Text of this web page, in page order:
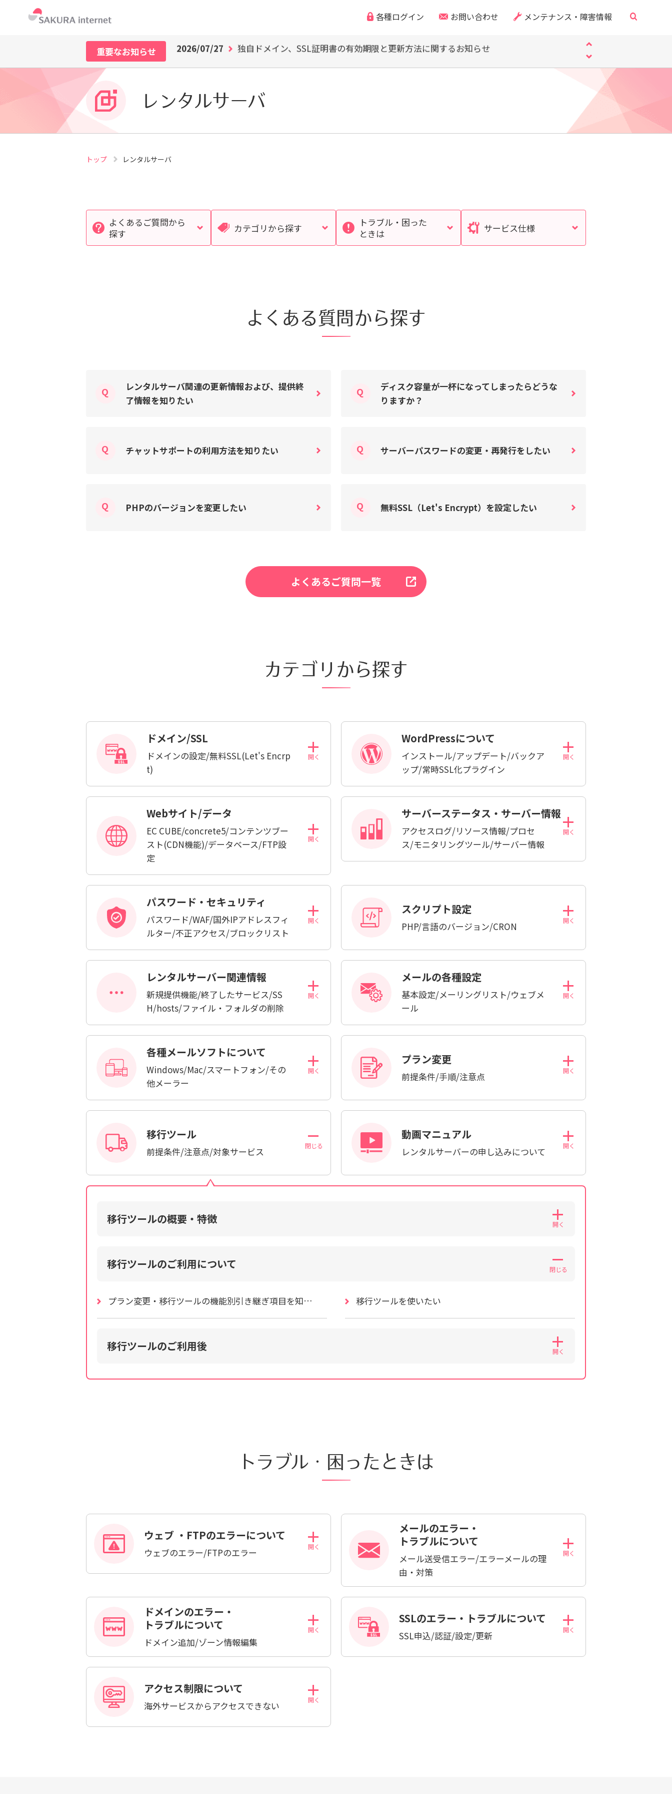
各種ログイン お問い合わせ メンテナンス・障害情報
重要なお知らせ
「なりすまし・フィッシング詐欺などの迷惑メール」「偽サイト」にご注意ください
2026/07/21
WordPress の脆弱性にご注意ください（CVE-2026-63030・CVE-2026-60137）
2026/07/29
「なりすまし・フィッシング詐欺などの迷惑メール」「偽サイト」にご注意ください
2026/07/21
WordPress の脆弱性にご注意ください（CVE-2026-63030・CVE-2026-60137）
レンタルサーバ
トップ レンタルサーバ
よくあるご質問から
探す
カテゴリから探す
トラブル・困った
ときは
サービス仕様
よくある質問から探す
レンタルサーバ関連の更新情報および、提供終
了情報を知りたい
ディスク容量が一杯になってしまったらどうな
りますか？
チャットサポートの利用方法を知りたい サーバーパスワードの変更・再発行をしたい
PHPのバージョンを変更したい 無料SSL（Let's Encrypt）を設定したい
よくあるご質問一覧
カテゴリから探す
ドメイン/SSL
ドメインの設定/無料SSL(Let's Encrp
t)
WordPressについて
インストール/アップデート/バックア
ップ/常時SSL化プラグイン
Webサイト/データ
EC CUBE/concrete5/コンテンツブー
スト(CDN機能)/データベース/FTP設
定
サーバーステータス・サーバー情報
アクセスログ/リソース情報/プロセ
ス/モニタリングツール/サーバー情報
パスワード・セキュリティ
パスワード/WAF/国外IPアドレスフィ
ルター/不正アクセス/ブロックリスト
スクリプト設定
PHP/言語のバージョン/CRON
レンタルサーバー関連情報
新規提供機能/終了したサービス/SS
H/hosts/ファイル・フォルダの削除
メールの各種設定
基本設定/メーリングリスト/ウェブメ
ール
各種メールソフトについて
Windows/Mac/スマートフォン/その
他メーラー
プラン変更
前提条件/手順/注意点
移行ツール
前提条件/注意点/対象サービス
移行ツールの概要・特徴
移行ツールのご利用について
プラン変更・移行ツールの機能別引き継ぎ項目を知りたい 移行ツールを使いたい
移行ツールのご利用後
動画マニュアル
レンタルサーバーの申し込みについて
トラブル・困ったときは
ウェブ ・FTPのエラーについて
ウェブのエラー/FTPのエラー
メールのエラー・
トラブルについて
メール送受信エラー/エラーメールの理
由・対策
ドメインのエラー・
トラブルについて
ドメイン追加/ゾーン情報編集
SSLのエラー・トラブルについて
SSL申込/認証/設定/更新
アクセス制限について
海外サービスからアクセスできない